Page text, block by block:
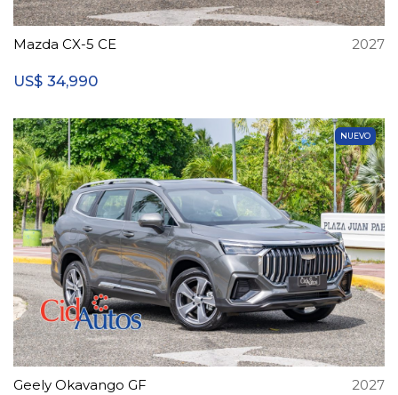
Mazda CX-5 CE 2027
US$ 34,990
NUEVO
Geely Okavango GF 2027